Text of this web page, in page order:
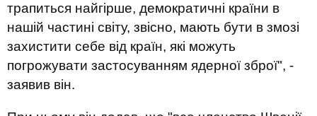
трапиться найгірше, демократичні країни в
нашій частині світу, звісно, мають бути в змозі
захистити себе від країн, які можуть
погрожувати застосуванням ядерної зброї", -
заявив він.